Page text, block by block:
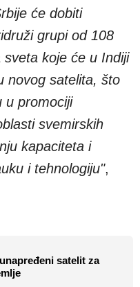
će dobiti
grupi od 108
koje će u Indiji
novog satelita, što
u promociji
svemirskih
kapaciteta i
i tehnologiju",
satelit za